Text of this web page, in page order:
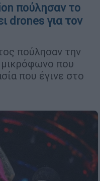
πούλησαν το
drones για τον
πούλησαν την
μικρόφωνο που
που έγινε στο